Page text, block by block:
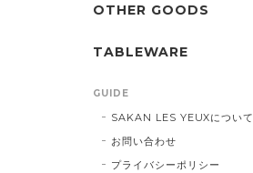
OTHER GOODS
TABLEWARE
GUIDE
SAKAN LES YEUXについて
お問い合わせ
プライバシーポリシー